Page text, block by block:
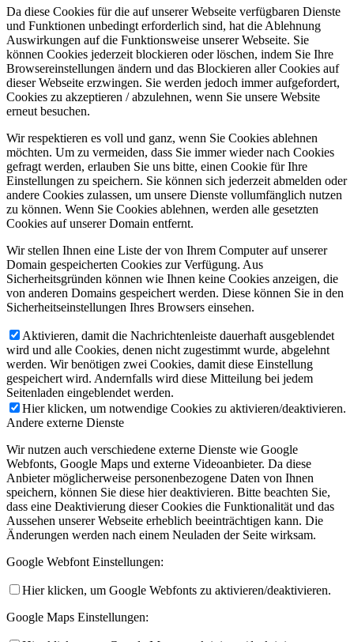
Da diese Cookies für die auf unserer Webseite verfügbaren Dienste
und Funktionen unbedingt erforderlich sind, hat die Ablehnung
Auswirkungen auf die Funktionsweise unserer Webseite. Sie
können Cookies jederzeit blockieren oder löschen, indem Sie Ihre
Browsereinstellungen ändern und das Blockieren aller Cookies auf
dieser Webseite erzwingen. Sie werden jedoch immer aufgefordert,
Cookies zu akzeptieren / abzulehnen, wenn Sie unsere Website
erneut besuchen.
Wir respektieren es voll und ganz, wenn Sie Cookies ablehnen
möchten. Um zu vermeiden, dass Sie immer wieder nach Cookies
gefragt werden, erlauben Sie uns bitte, einen Cookie für Ihre
Einstellungen zu speichern. Sie können sich jederzeit abmelden oder
andere Cookies zulassen, um unsere Dienste vollumfänglich nutzen
zu können. Wenn Sie Cookies ablehnen, werden alle gesetzten
Cookies auf unserer Domain entfernt.
Wir stellen Ihnen eine Liste der von Ihrem Computer auf unserer
Domain gespeicherten Cookies zur Verfügung. Aus
Sicherheitsgründen können wie Ihnen keine Cookies anzeigen, die
von anderen Domains gespeichert werden. Diese können Sie in den
Sicherheitseinstellungen Ihres Browsers einsehen.
Aktivieren, damit die Nachrichtenleiste dauerhaft ausgeblendet
wird und alle Cookies, denen nicht zugestimmt wurde, abgelehnt
werden. Wir benötigen zwei Cookies, damit diese Einstellung
gespeichert wird. Andernfalls wird diese Mitteilung bei jedem
Seitenladen eingeblendet werden.
Hier klicken, um notwendige Cookies zu aktivieren/deaktivieren.
Andere externe Dienste
Wir nutzen auch verschiedene externe Dienste wie Google
Webfonts, Google Maps und externe Videoanbieter. Da diese
Anbieter möglicherweise personenbezogene Daten von Ihnen
speichern, können Sie diese hier deaktivieren. Bitte beachten Sie,
dass eine Deaktivierung dieser Cookies die Funktionalität und das
Aussehen unserer Webseite erheblich beeinträchtigen kann. Die
Änderungen werden nach einem Neuladen der Seite wirksam.
Google Webfont Einstellungen:
Hier klicken, um Google Webfonts zu aktivieren/deaktivieren.
Google Maps Einstellungen: